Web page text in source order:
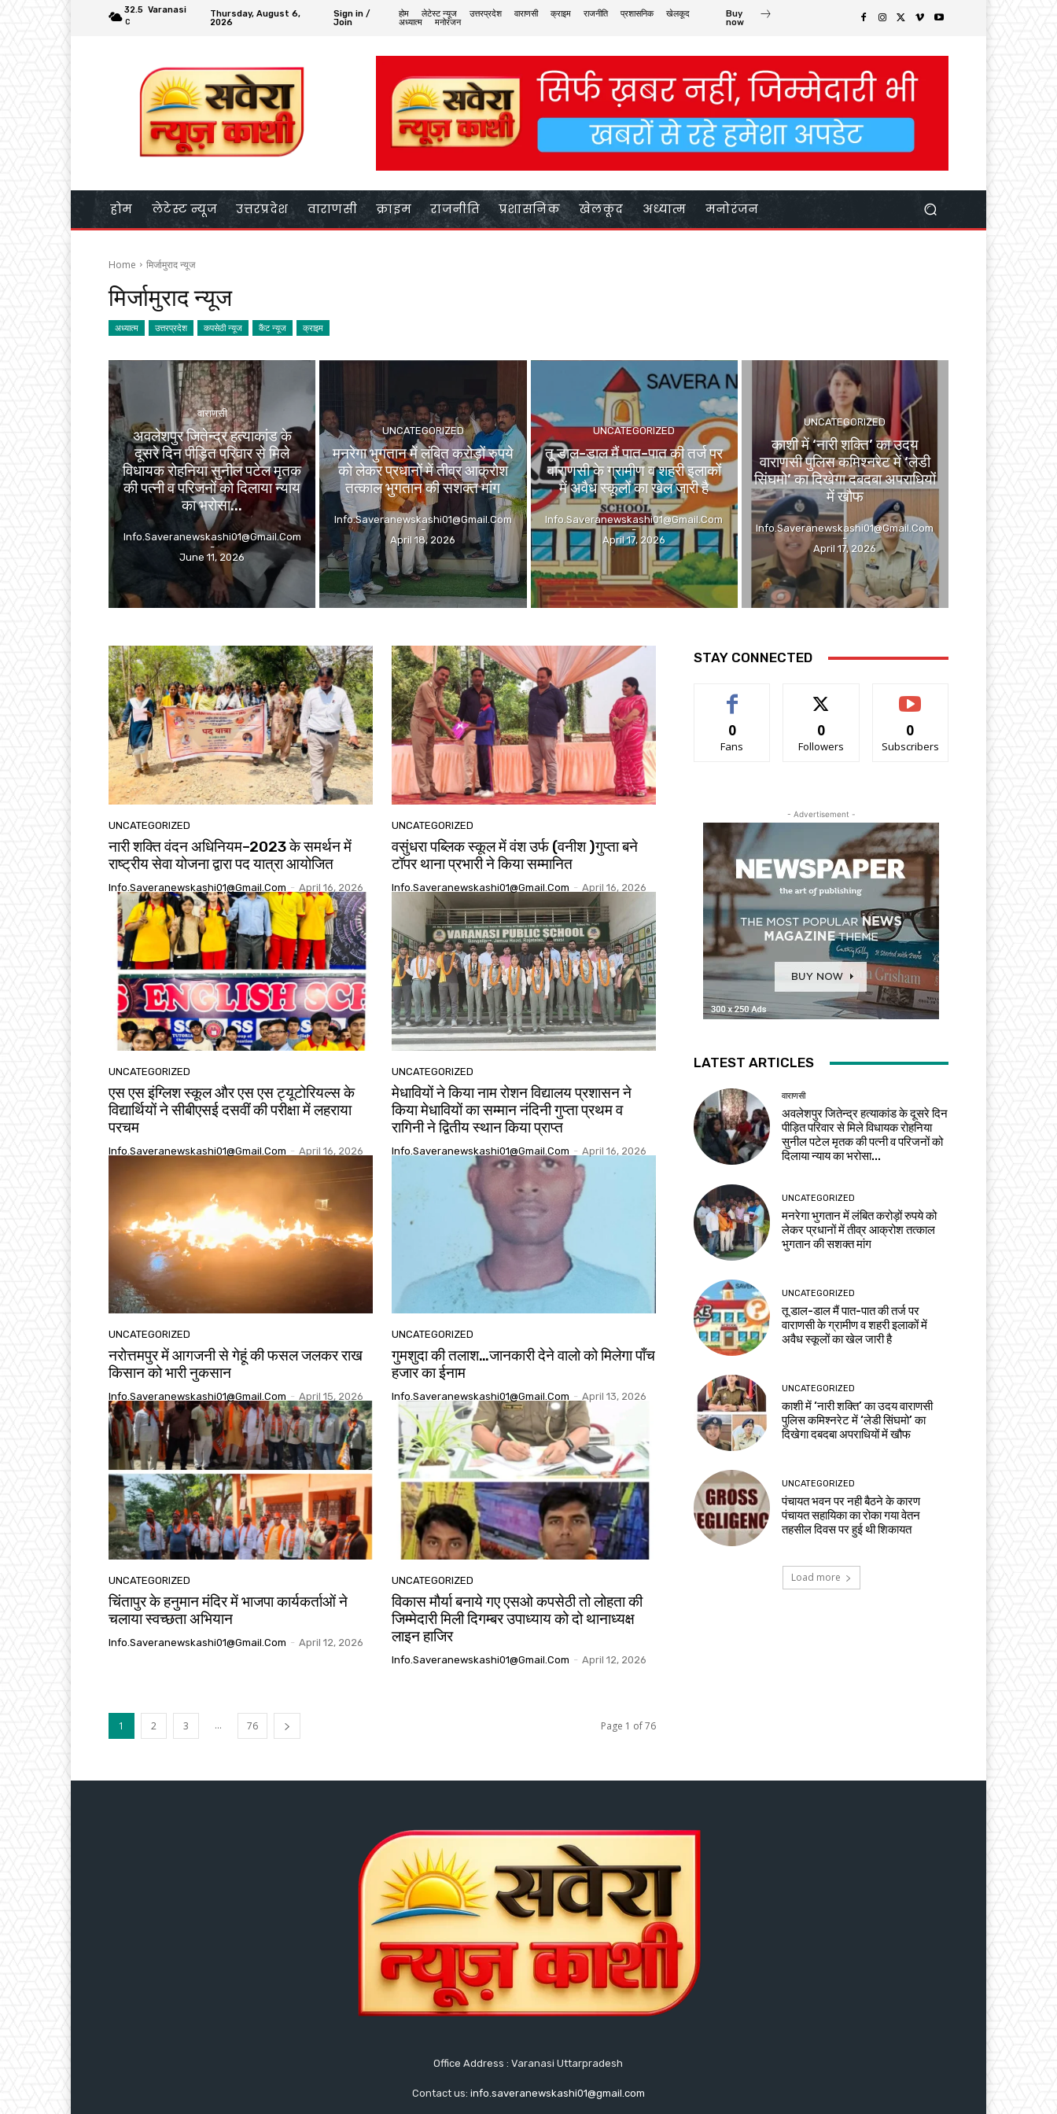
32.5
C
Varanasi
Thursday, August 6,
2026
Sign in /
Join
होम लेटेस्ट न्यूज उत्तरप्रदेश वाराणसी क्राइम राजनीति प्रशासनिक
खेलकूद
अध्यात्म
मनोरंजन
Buy
now
होम लेटेस्ट न्यूज उत्तरप्रदेश वाराणसी क्राइम राजनीति प्रशासनिक खेलकूद अध्यात्म मनोरंजन
Home मिर्जामुराद न्यूज
मिर्जामुराद न्यूज
अध्यात्म उत्तरप्रदेश कपसेठी न्यूज कैंट न्यूज क्राइम
वाराणसी
अवलेशपुर जितेन्द्र हत्याकांड के
दूसरे दिन पीड़ित परिवार से मिले
विधायक रोहनिया सुनील पटेल मृतक
की पत्नी व परिजनों को दिलाया न्याय
का भरोसा...
Info.saveranewskashi01@gmail.com
-
June 11, 2026
UNCATEGORIZED
मनरेगा भुगतान में लंबित करोड़ों रुपये
को लेकर प्रधानों में तीव्र आक्रोश
तत्काल भुगतान की सशक्त मांग
Info.saveranewskashi01@gmail.com
-
April 18, 2026
UNCATEGORIZED
तू डाल-डाल मैं पात-पात की तर्ज पर
वाराणसी के ग्रामीण व शहरी इलाकों
में अवैध स्कूलों का खेल जारी है
Info.saveranewskashi01@gmail.com
-
April 17, 2026
UNCATEGORIZED
काशी में ‘नारी शक्ति’ का उदय
वाराणसी पुलिस कमिश्नरेट में ‘लेडी
सिंघमो’ का दिखेगा दबदबा अपराधियों
में खौफ
Info.saveranewskashi01@gmail.com
-
April 17, 2026
UNCATEGORIZED
नारी शक्ति वंदन अधिनियम–2023 के समर्थन में
राष्ट्रीय सेवा योजना द्वारा पद यात्रा आयोजित
Info.saveranewskashi01@gmail.com - April 16, 2026
UNCATEGORIZED
वसुंधरा पब्लिक स्कूल में वंश उर्फ (वनीश )गुप्ता बने
टॉपर थाना प्रभारी ने किया सम्मानित
Info.saveranewskashi01@gmail.com - April 16, 2026
UNCATEGORIZED
एस एस इंग्लिश स्कूल और एस एस ट्यूटोरियल्स के
विद्यार्थियों ने सीबीएसई दसवीं की परीक्षा में लहराया
परचम
Info.saveranewskashi01@gmail.com - April 16, 2026
UNCATEGORIZED
मेधावियों ने किया नाम रोशन विद्यालय प्रशासन ने
किया मेधावियों का सम्मान नंदिनी गुप्ता प्रथम व
रागिनी ने द्वितीय स्थान किया प्राप्त
Info.saveranewskashi01@gmail.com - April 16, 2026
UNCATEGORIZED
नरोत्तमपुर में आगजनी से गेहूं की फसल जलकर राख
किसान को भारी नुकसान
Info.saveranewskashi01@gmail.com - April 15, 2026
UNCATEGORIZED
गुमशुदा की तलाश…जानकारी देने वालो को मिलेगा पाँच
हजार का ईनाम
Info.saveranewskashi01@gmail.com - April 13, 2026
UNCATEGORIZED
चिंतापुर के हनुमान मंदिर में भाजपा कार्यकर्ताओं ने
चलाया स्वच्छता अभियान
Info.saveranewskashi01@gmail.com - April 12, 2026
UNCATEGORIZED
विकास मौर्या बनाये गए एसओ कपसेठी तो लोहता की
जिम्मेदारी मिली दिगम्बर उपाध्याय को दो थानाध्यक्ष
लाइन हाजिर
Info.saveranewskashi01@gmail.com - April 12, 2026
1 2 3 ... 76 Page 1 of 76
STAY CONNECTED
0
Fans
0
Followers
0
Subscribers
- Advertisement -
LATEST ARTICLES
वाराणसी
अवलेशपुर जितेन्द्र हत्याकांड के दूसरे दिन
पीड़ित परिवार से मिले विधायक रोहनिया
सुनील पटेल मृतक की पत्नी व परिजनों को
दिलाया न्याय का भरोसा...
UNCATEGORIZED
मनरेगा भुगतान में लंबित करोड़ों रुपये को
लेकर प्रधानों में तीव्र आक्रोश तत्काल
भुगतान की सशक्त मांग
UNCATEGORIZED
तू डाल-डाल मैं पात-पात की तर्ज पर
वाराणसी के ग्रामीण व शहरी इलाकों में
अवैध स्कूलों का खेल जारी है
UNCATEGORIZED
काशी में ‘नारी शक्ति’ का उदय वाराणसी
पुलिस कमिश्नरेट में ‘लेडी सिंघमो’ का
दिखेगा दबदबा अपराधियों में खौफ
UNCATEGORIZED
पंचायत भवन पर नही बैठने के कारण
पंचायत सहायिका का रोका गया वेतन
तहसील दिवस पर हुई थी शिकायत
Load more
Office Address : Varanasi Uttarpradesh
Contact us: info.saveranewskashi01@gmail.com